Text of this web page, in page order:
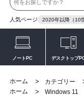
人気ページ 2020年以降（10
ノートPC デスクトップ
ホーム > カテゴリー
ホーム
> Windows 11